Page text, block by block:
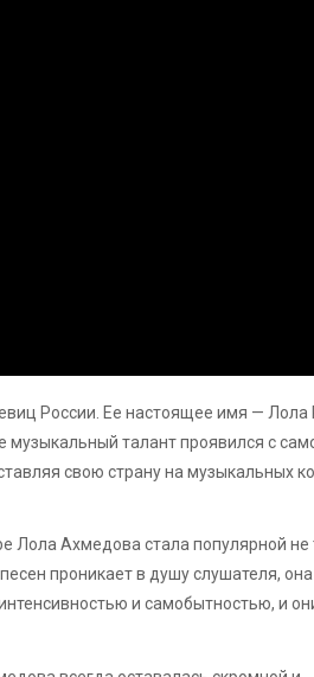
России. Ее настоящее имя —
талант проявился с
свою страну на музыкальных
Лола Ахмедова стала популярной не
проникает в душу слушателя,
и самобытностью, и